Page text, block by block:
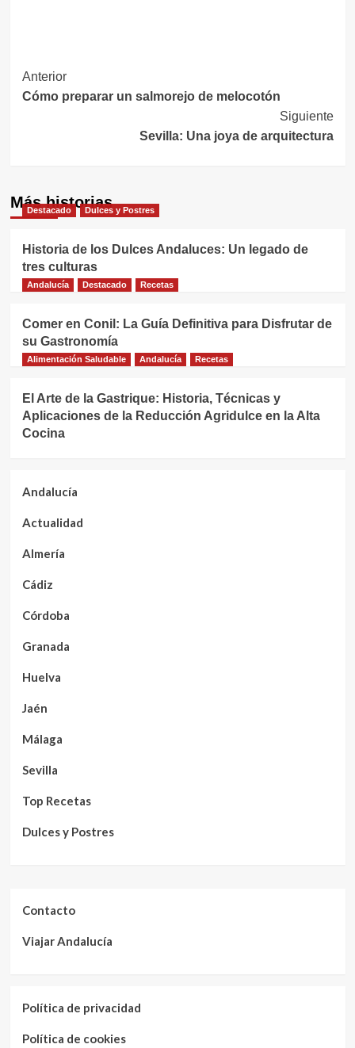
Navegación
de
Anterior
Cómo preparar un salmorejo de melocotón
Siguiente
Sevilla: Una joya de arquitectura
Más historias
Destacado Dulces y Postres
Historia de los Dulces Andaluces: Un legado de
tres culturas
Andalucía Destacado Recetas
Comer en Conil: La Guía Definitiva para Disfrutar de
su Gastronomía
Alimentación Saludable Andalucía Recetas
El Arte de la Gastrique: Historia, Técnicas y
Aplicaciones de la Reducción Agridulce en la Alta
Cocina
Andalucía
Actualidad
Almería
Cádiz
Córdoba
Granada
Huelva
Jaén
Málaga
Sevilla
Top Recetas
Dulces y Postres
Contacto
Viajar Andalucía
Política de privacidad
Política de cookies